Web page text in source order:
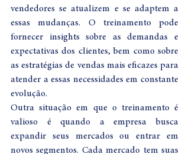
vendedores se atualizem e se adaptem a
essas mudanças. O treinamento pode
fornecer insights sobre as demandas e
expectativas dos clientes, bem como sobre
as estratégias de vendas mais eficazes para
atender a essas necessidades em constante
evolução.
Outra situação em que o treinamento é
valioso é quando a empresa busca
expandir seus mercados ou entrar em
novos segmentos. Cada mercado tem suas